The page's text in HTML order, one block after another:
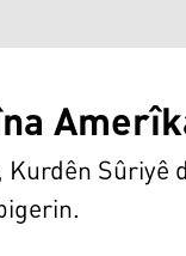
Sûriyê